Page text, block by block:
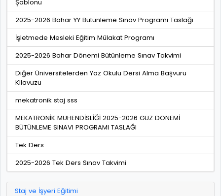
Şablonu
2025-2026 Bahar YY Bütünleme Sınav Programı Taslağı
İşletmede Mesleki Eğitim Mülakat Programı
2025-2026 Bahar Dönemi Bütünleme Sınav Takvimi
Diğer Üniversitelerden Yaz Okulu Dersi Alma Başvuru
KIlavuzu
mekatronik staj sss
MEKATRONİK MÜHENDİSLİĞİ 2025-2026 GÜZ DÖNEMİ
BÜTÜNLEME SINAVI PROGRAMI TASLAĞI
Tek Ders
2025-2026 Tek Ders Sınav Takvimi
Staj ve İşyeri Eğitimi